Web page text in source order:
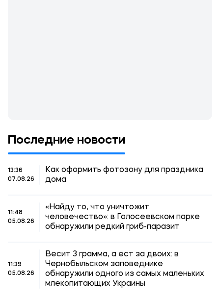
Последние новости
13:36
07.08.26
Как оформить фотозону для праздника
дома
11:48
05.08.26
«Найду то, что уничтожит
человечество»: в Голосеевском парке
обнаружили редкий гриб-паразит
11:39
05.08.26
Весит 3 грамма, а ест за двоих: в
Чернобыльском заповеднике
обнаружили одного из самых маленьких
млекопитающих Украины